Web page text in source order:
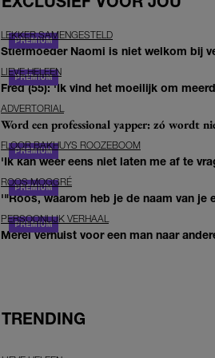
LEKKER SAMENGESTELD
Stiefmoeder Naomi is niet welkom bij
LIEVE HELEEN
Fred (55): 'Ik vind het moeilijk om
ADVERTORIAL
Word een professional yapper: zó wordt
FLOOR BAKHUYS ROOZEBOOM
'Ik kan weer eens niet laten me af te
ROOS MOGGRÉ
'"Roos, waarom heb je de naam van
PERSOONLIJK VERHAAL
Merel verhuist voor een man naar
TRENDING